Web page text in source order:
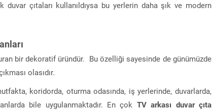
çıtaları kullanıldıysa bu yerlerin daha şık ve modern
bir dekoratif üründür. Bu özelliği sayesinde de günümüzde
olasıdır.
koridorda, oturma odasında, iş yerlerinde, duvarlarda,
bile uygulanmaktadır. En çok TV arkası duvar çıta